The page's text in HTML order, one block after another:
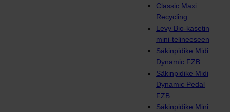
Classic Maxi
Recycling
Levy Bio-kasetin
mini-telineeseen
Säkinpidike Midi
Dynamic FZB
Säkinpidike Midi
Dynamic Pedal
FZB
Säkinpidike Mini